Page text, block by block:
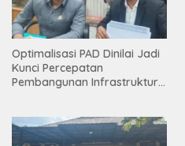
Optimalisasi PAD Dinilai Jadi
Kunci Percepatan
Pembangunan Infrastruktur